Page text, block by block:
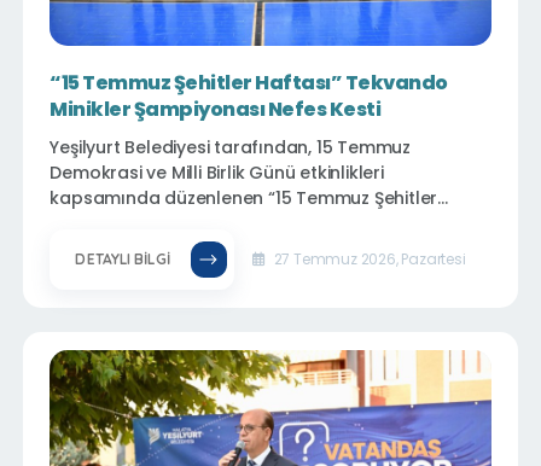
“15 Temmuz Şehitler Haftası” Tekvando
Minikler Şampiyonası Nefes Kesti
Yeşilyurt Belediyesi tarafından, 15 Temmuz
Demokrasi ve Milli Birlik Günü etkinlikleri
kapsamında düzenlenen “15 Temmuz Şehitler
sporcularını aynı çatı altında buluşturdu. Minik
tekvandocuların kıyasıya mücadele ettiği
büyük beğeni topladı.
DETAYLI BILGI 27 Temmuz 2026, Pazartesi